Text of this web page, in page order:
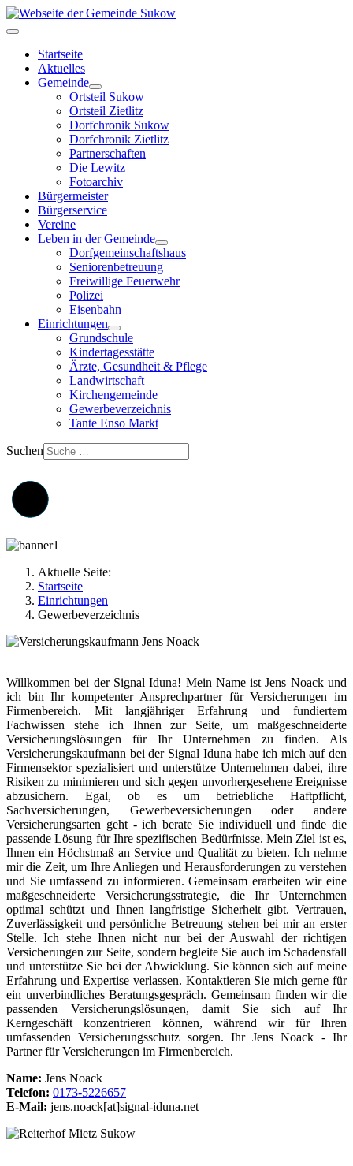
Startseite
Aktuelles
Gemeinde
Ortsteil Sukow
Ortsteil Zietlitz
Dorfchronik Sukow
Dorfchronik Zietlitz
Partnerschaften
Die Lewitz
Fotoarchiv
Bürgermeister
Bürgerservice
Vereine
Leben in der Gemeinde
Dorfgemeinschaftshaus
Seniorenbetreuung
Freiwillige Feuerwehr
Polizei
Eisenbahn
Einrichtungen
Grundschule
Kindertagesstätte
Ärzte, Gesundheit & Pflege
Landwirtschaft
Kirchengemeinde
Gewerbeverzeichnis
Tante Enso Markt
Suchen
Aktuelle Seite:
Startseite
Einrichtungen
Gewerbeverzeichnis
Willkommen bei der Signal Iduna! Mein Name ist Jens Noack und
ich bin Ihr kompetenter Ansprechpartner für Versicherungen im
Firmenbereich. Mit langjähriger Erfahrung und fundiertem
Fachwissen stehe ich Ihnen zur Seite, um maßgeschneiderte
Versicherungslösungen für Ihr Unternehmen zu finden. Als
Versicherungskaufmann bei der Signal Iduna habe ich mich auf den
Firmensektor spezialisiert und unterstütze Unternehmen dabei, ihre
Risiken zu minimieren und sich gegen unvorhergesehene Ereignisse
abzusichern. Egal, ob es um betriebliche Haftpflicht,
Sachversicherungen, Gewerbeversicherungen oder andere
Versicherungsarten geht - ich berate Sie individuell und finde die
passende Lösung für Ihre spezifischen Bedürfnisse. Mein Ziel ist es,
Ihnen ein Höchstmaß an Service und Qualität zu bieten. Ich nehme
mir die Zeit, um Ihre Anliegen und Herausforderungen zu verstehen
und Sie umfassend zu informieren. Gemeinsam erarbeiten wir eine
maßgeschneiderte Versicherungsstrategie, die Ihr Unternehmen
optimal schützt und Ihnen langfristige Sicherheit gibt. Vertrauen,
Zuverlässigkeit und persönliche Betreuung stehen bei mir an erster
Stelle. Ich stehe Ihnen nicht nur bei der Auswahl der richtigen
Versicherungen zur Seite, sondern begleite Sie auch im Schadensfall
und unterstütze Sie bei der Abwicklung. Sie können sich auf meine
Erfahrung und Expertise verlassen. Kontaktieren Sie mich gerne für
ein unverbindliches Beratungsgespräch. Gemeinsam finden wir die
passenden Versicherungslösungen, damit Sie sich auf Ihr
Kerngeschäft konzentrieren können, während wir für Ihren
umfassenden Versicherungsschutz sorgen. Ihr Jens Noack - Ihr
Partner für Versicherungen im Firmenbereich.
Name: Jens Noack
Telefon: 0173-5226657
E-Mail: jens.noack[at]signal-iduna.net